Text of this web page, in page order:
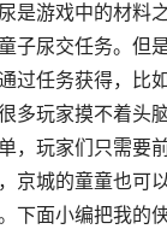
是游戏中的材料
子尿交任务。但
过任务获得，比
多玩家摸不着头
，玩家们只需要
京城的童童也可
下面小编把我的